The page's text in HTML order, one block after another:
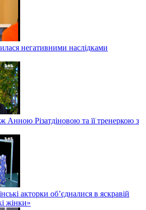
негативними наслідками
Анною Різатдіновою та її тренеркою з
акторки об’єдналися в яскравій
жінки»